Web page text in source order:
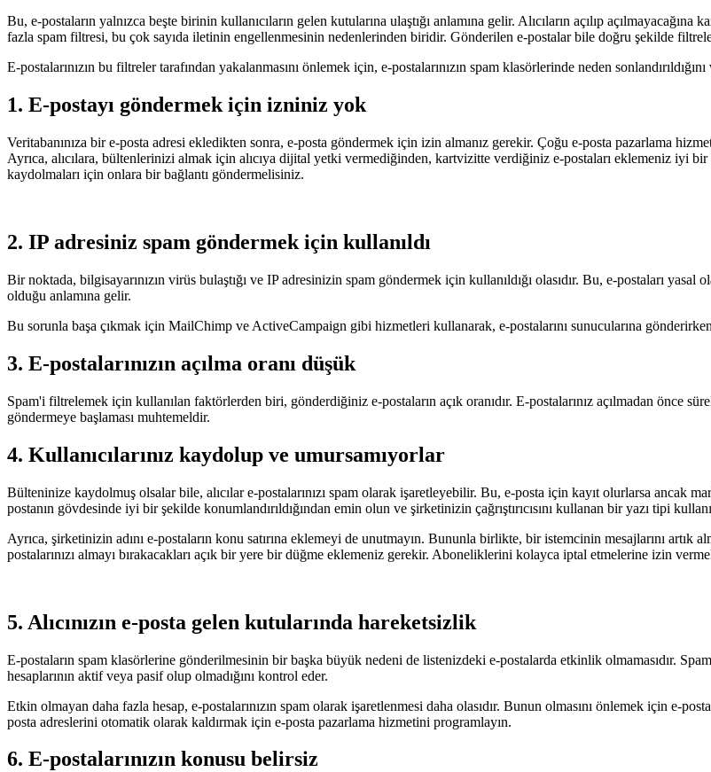
Bu, e-postaların yalnızca beşte birinin kullanıcıların gelen kutularına ulaştığı anlamına gelir. Alıcıların açılıp
fazla spam filtresi, bu çok sayıda iletinin engellenmesinin nedenlerinden biridir. Gönderilen e-postalar bile doğru şekilde
E-postalarınızın bu filtreler tarafından yakalanmasını önlemek için, e-postalarınızın spam klasörlerinde neden
1. E-postayı göndermek için izniniz yok
Veritabanınıza bir e-posta adresi ekledikten sonra, e-posta göndermek için izin almanız gerekir. Çoğu e-posta pazarlama
Ayrıca, alıcılara, bültenlerinizi almak için alıcıya dijital yetki vermediğinden, kartvizitte verdiğiniz e-postaları eklemeniz iyi
kaydolmaları için onlara bir bağlantı göndermelisiniz.
2. IP adresiniz spam göndermek için kullanıldı
Bir noktada, bilgisayarınızın virüs bulaştığı ve IP adresinizin spam göndermek için kullanıldığı olasıdır. Bu, e-postaları
olduğu anlamına gelir.
Bu sorunla başa çıkmak için MailChimp ve ActiveCampaign gibi hizmetleri kullanarak, e-postalarını sunucularına
3. E-postalarınızın açılma oranı düşük
Spam'i filtrelemek için kullanılan faktörlerden biri, gönderdiğiniz e-postaların açık oranıdır. E-postalarınız açılmadan önce
göndermeye başlaması muhtemeldir.
4. Kullanıcılarınız kaydolup ve umursamıyorlar
Bülteninize kaydolmuş olsalar bile, alıcılar e-postalarınızı spam olarak işaretleyebilir. Bu, e-posta için kayıt olurlarsa ancak
postanın gövdesinde iyi bir şekilde konumlandırıldığından emin olun ve şirketinizin çağrıştırıcısını kullanan bir yazı tipi
Ayrıca, şirketinizin adını e-postaların konu satırına eklemeyi de unutmayın. Bununla birlikte, bir istemcinin mesajlarını
postalarınızı almayı bırakacakları açık bir yere bir düğme eklemeniz gerekir. Aboneliklerini kolayca iptal etmelerine izin
5. Alıcınızın e-posta gelen kutularında hareketsizlik
E-postaların spam klasörlerine gönderilmesinin bir başka büyük nedeni de listenizdeki e-postalarda etkinlik olmamasıdır.
hesaplarının aktif veya pasif olup olmadığını kontrol eder.
Etkin olmayan daha fazla hesap, e-postalarınızın spam olarak işaretlenmesi daha olasıdır. Bunun olmasını önlemek için e-
posta adreslerini otomatik olarak kaldırmak için e-posta pazarlama hizmetini programlayın.
6. E-postalarınızın konusu belirsiz